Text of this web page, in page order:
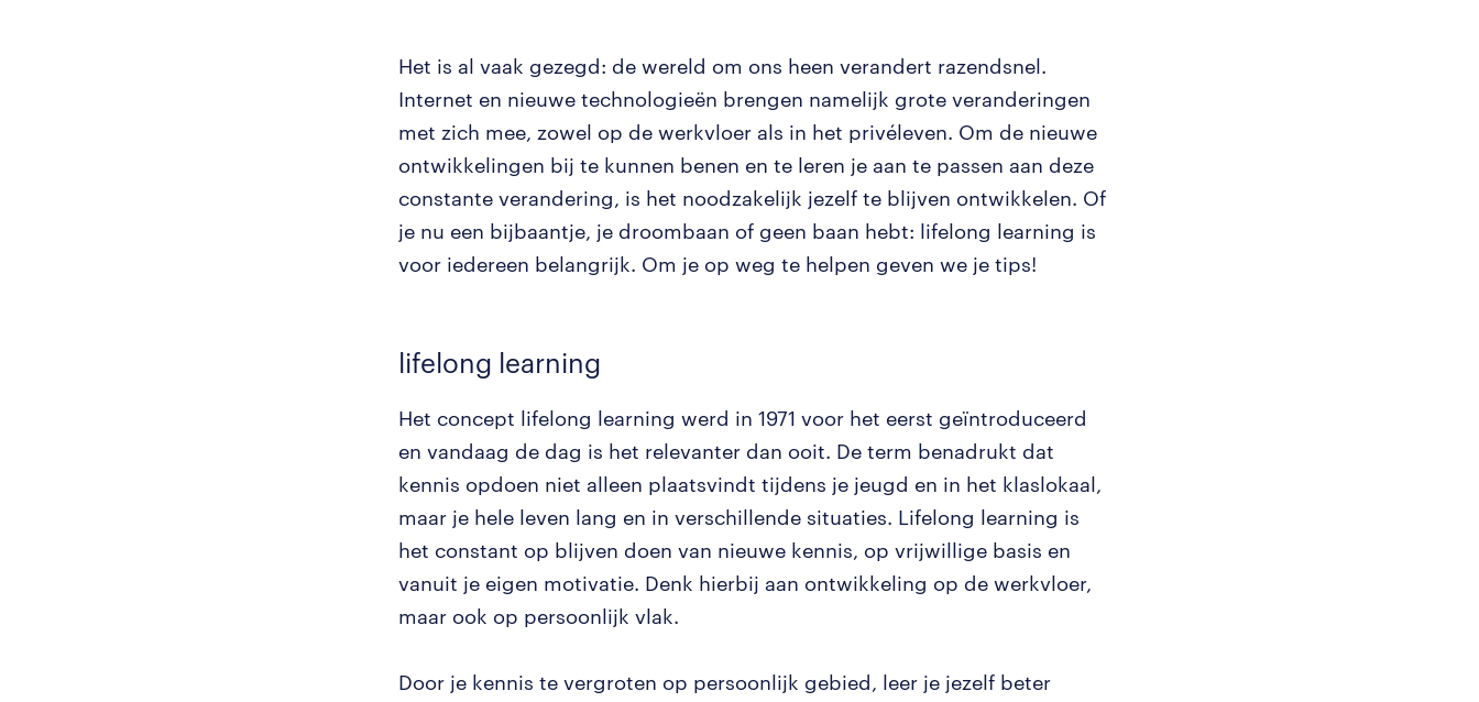
Het is al vaak gezegd: de wereld om ons heen verandert razendsnel.
Internet en nieuwe technologieën brengen namelijk grote veranderingen
met zich mee, zowel op de werkvloer als in het privéleven. Om de nieuwe
ontwikkelingen bij te kunnen benen en te leren je aan te passen aan deze
constante verandering, is het noodzakelijk jezelf te blijven ontwikkelen. Of
je nu een bijbaantje, je droombaan of geen baan hebt: lifelong learning is
voor iedereen belangrijk. Om je op weg te helpen geven we je tips!
lifelong learning
Het concept lifelong learning werd in 1971 voor het eerst geïntroduceerd
en vandaag de dag is het relevanter dan ooit. De term benadrukt dat
kennis opdoen niet alleen plaatsvindt tijdens je jeugd en in het klaslokaal,
maar je hele leven lang en in verschillende situaties. Lifelong learning is
het constant op blijven doen van nieuwe kennis, op vrijwillige basis en
vanuit je eigen motivatie. Denk hierbij aan ontwikkeling op de werkvloer,
maar ook op persoonlijk vlak.
Door je kennis te vergroten op persoonlijk gebied, leer je jezelf beter